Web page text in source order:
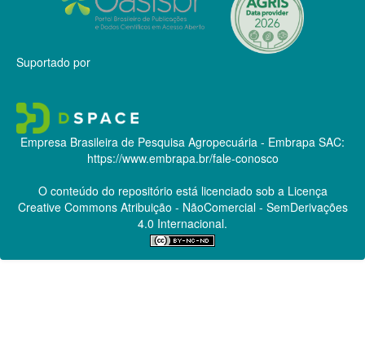
Suportado por
Empresa Brasileira de Pesquisa Agropecuária - Embrapa SAC:
https://www.embrapa.br/fale-conosco
O conteúdo do repositório está licenciado sob a Licença
Creative CommonsAtribuição - NãoComercial - SemDerivações
4.0 Internacional.